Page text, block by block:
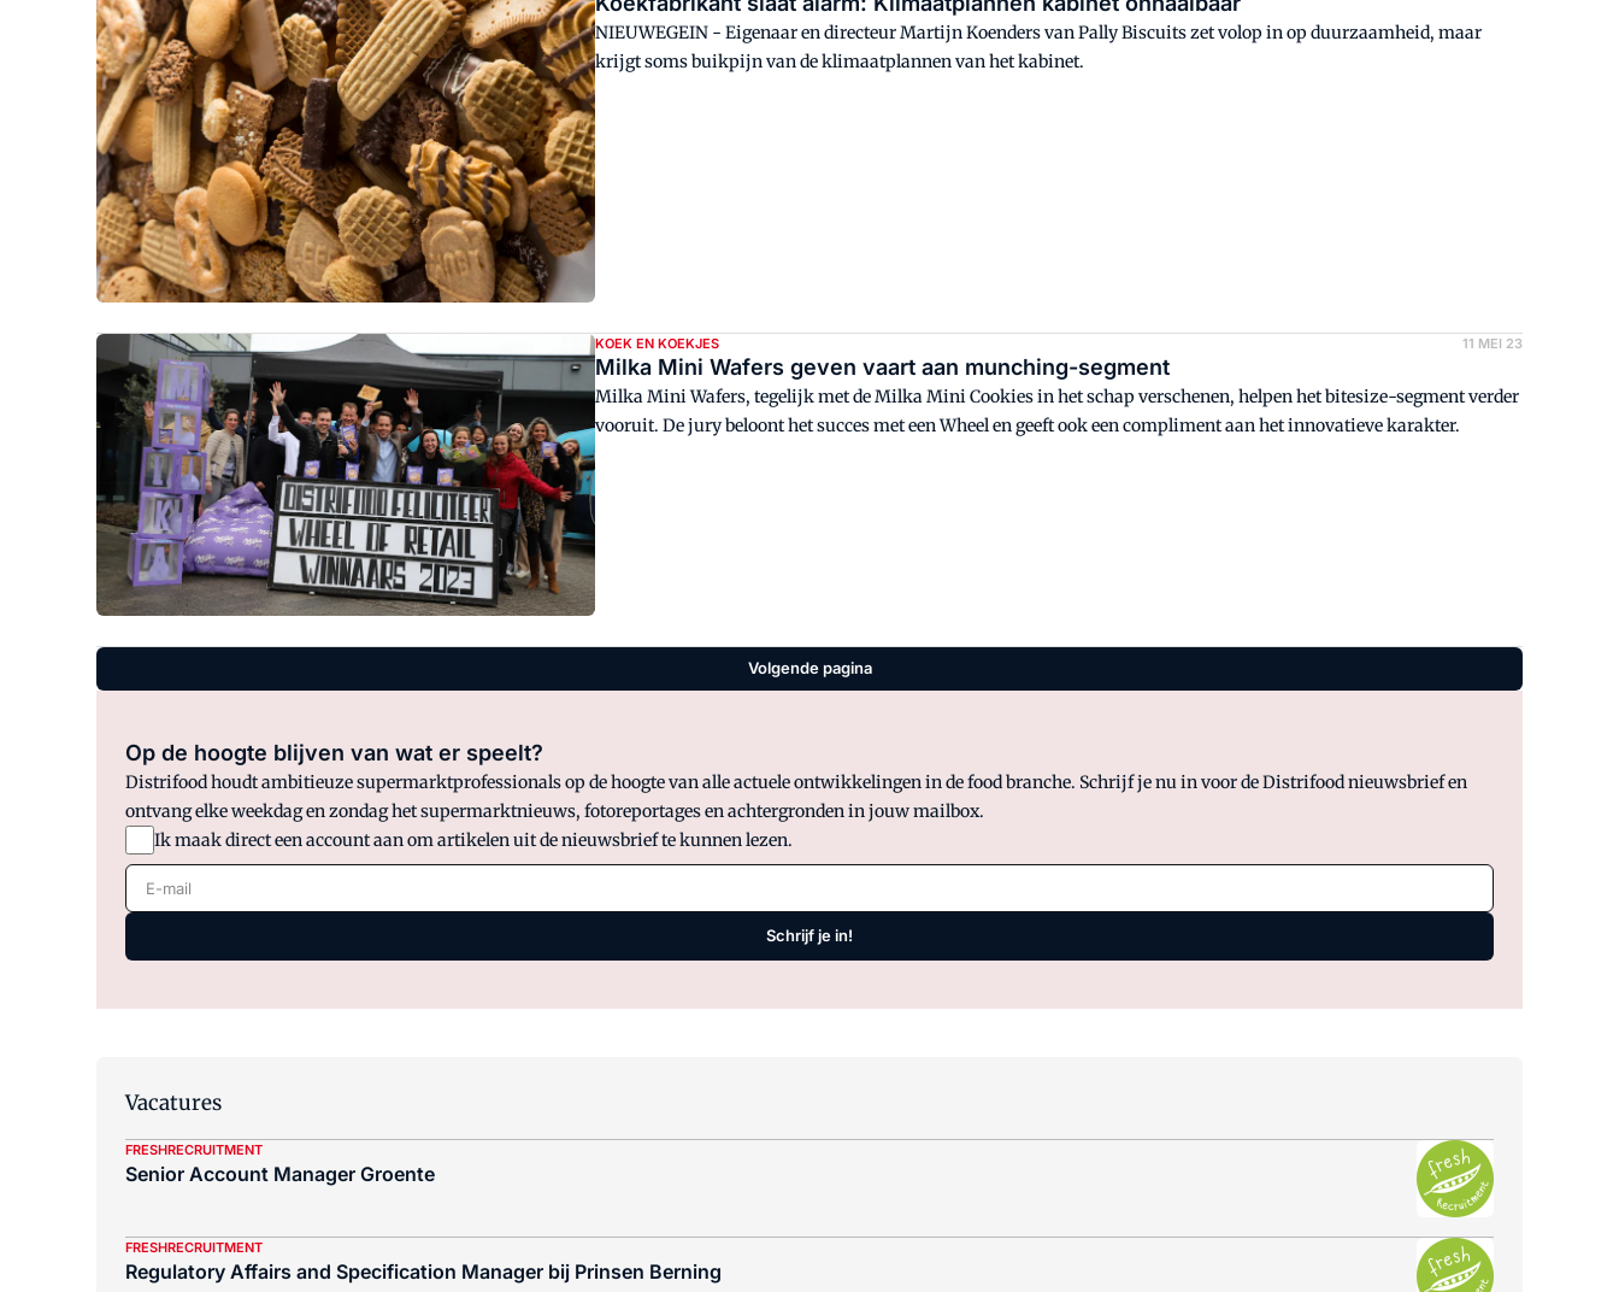
NIEUWEGEIN - Eigenaar en directeur Martijn Koenders van Pally Biscuits zet volop in op duurzaamheid, maar
krijgt soms buikpijn van de klimaatplannen van het kabinet.
KOEK EN KOEKJES 11 MEI 23
Milka Mini Wafers geven vaart aan munching-segment
Milka Mini Wafers, tegelijk met de Milka Mini Cookies in het schap verschenen, helpen het bitesize-segment verder
vooruit. De jury beloont het succes met een Wheel en geeft ook een compliment aan het innovatieve karakter.
Volgende pagina
Op de hoogte blijven van wat er speelt?
Distrifood houdt ambitieuze supermarktprofessionals op de hoogte van alle actuele ontwikkelingen in de food branche. Schrijf je nu in voor de Distrifood nieuwsbrief en
ontvang elke weekdag en zondag het supermarktnieuws, fotoreportages en achtergronden in jouw mailbox.
Ik maak direct een account aan om artikelen uit de nieuwsbrief te kunnen lezen.
E-mail
Schrijf je in!
Vacatures
FRESHRECRUITMENT
Senior Account Manager Groente
FRESHRECRUITMENT
Regulatory Affairs and Specification Manager bij Prinsen Berning